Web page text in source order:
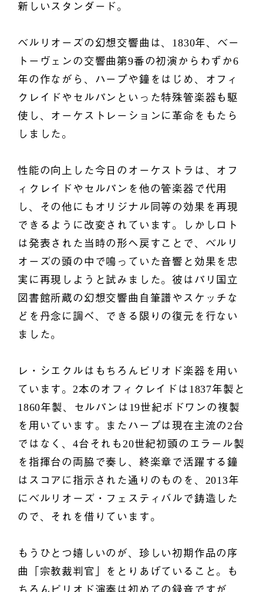
新しいスタンダード。
ベルリオーズの幻想交響曲は、1830年、ベー
トーヴェンの交響曲第9番の初演からわずか6
年の作ながら、ハープや鐘をはじめ、オフィ
クレイドやセルパンといった特殊管楽器も駆
使し、オーケストレーションに革命をもたら
しました。
性能の向上した今日のオーケストラは、オフ
ィクレイドやセルパンを他の管楽器で代用
し、その他にもオリジナル同等の効果を再現
できるように改変されています。しかしロト
は発表された当時の形へ戻すことで、ベルリ
オーズの頭の中で鳴っていた音響と効果を忠
実に再現しようと試みました。彼はパリ国立
図書館所蔵の幻想交響曲自筆譜やスケッチな
どを丹念に調べ、できる限りの復元を行ない
ました。
レ・シエクルはもちろんピリオド楽器を用い
ています。2本のオフィクレイドは1837年製と
1860年製、セルパンは19世紀ボドワンの複製
を用いています。またハープは現在主流の2台
ではなく、4台それも20世紀初頭のエラール製
を指揮台の両脇で奏し、終楽章で活躍する鐘
はスコアに指示された通りのものを、2013年
にベルリオーズ・フェスティバルで鋳造した
ので、それを借りています。
もうひとつ嬉しいのが、珍しい初期作品の序
曲「宗教裁判官」をとりあげていること。も
ちろんピリオド演奏は初めての録音ですが、